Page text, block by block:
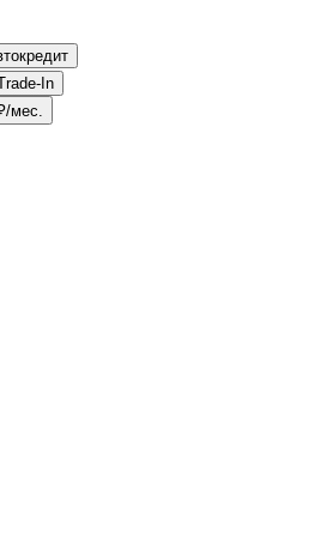
автокредит
Trade-In
мес.